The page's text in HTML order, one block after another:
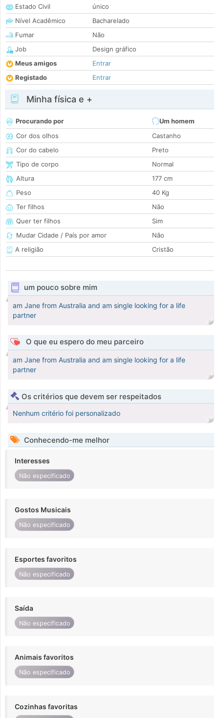
Estado Civil
único
Nível Acadêmico
Bacharelado
Fumar
Não
Job
Design gráfico
Meus amigos
Entrar
Registado
Entrar
Minha física e +
Procurando por
Um homem
Cor dos olhos
Castanho
Cor do cabelo
Preto
Tipo de corpo
Normal
Altura
177 cm
Peso
40 Kg
Ter filhos
Não
Quer ter filhos
Sim
Mudar Cidade / País por amor
Não
A religião
Cristão
um pouco sobre mim
am Jane from Australia and am single looking for a life
partner
O que eu espero do meu parceiro
am Jane from Australia and am single looking for a life
partner
Os critérios que devem ser respeitados
Nenhum critério foi personalizado
Conhecendo-me melhor
Interesses
Não especificado
Gostos Musicais
Não especificado
Esportes favoritos
Não especificado
Saída
Não especificado
Animais favoritos
Não especificado
Cozinhas favoritas